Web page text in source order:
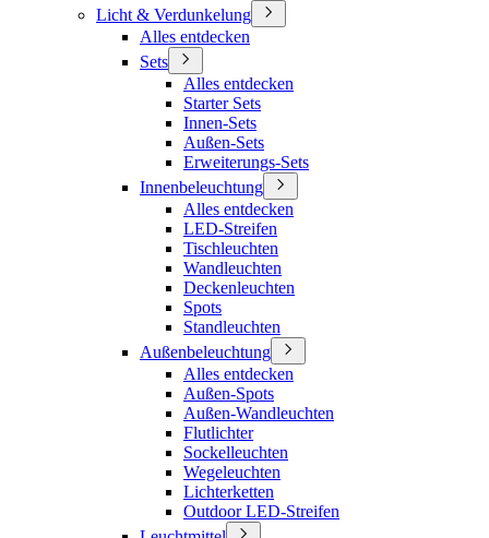
Licht & Verdunkelung
Alles entdecken
Sets
Alles entdecken
Starter Sets
Innen-Sets
Außen-Sets
Erweiterungs-Sets
Innenbeleuchtung
Alles entdecken
LED-Streifen
Tischleuchten
Wandleuchten
Deckenleuchten
Spots
Standleuchten
Außenbeleuchtung
Alles entdecken
Außen-Spots
Außen-Wandleuchten
Flutlichter
Sockelleuchten
Wegeleuchten
Lichterketten
Outdoor LED-Streifen